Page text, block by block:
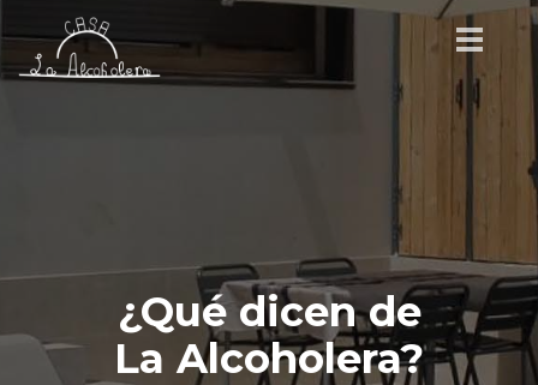
¿Qué dicen de
La Alcoholera?